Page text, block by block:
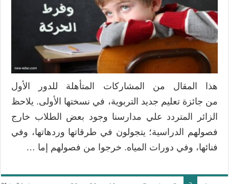
هذا المقال من المشاركات المتأهلة للدور الأول
من جائزة تعليم جديد التربوية، في نسختها الأولى. يلاحظ
الزائر المتردد علي مدارسنا وجود بعض الطلاب خارج
فصولهم الدراسية؛ يتجولون في طرقاتها وردهاتها، وفي
فنائها، وفي دورات المياه. خرجوا من فصولهم إما …